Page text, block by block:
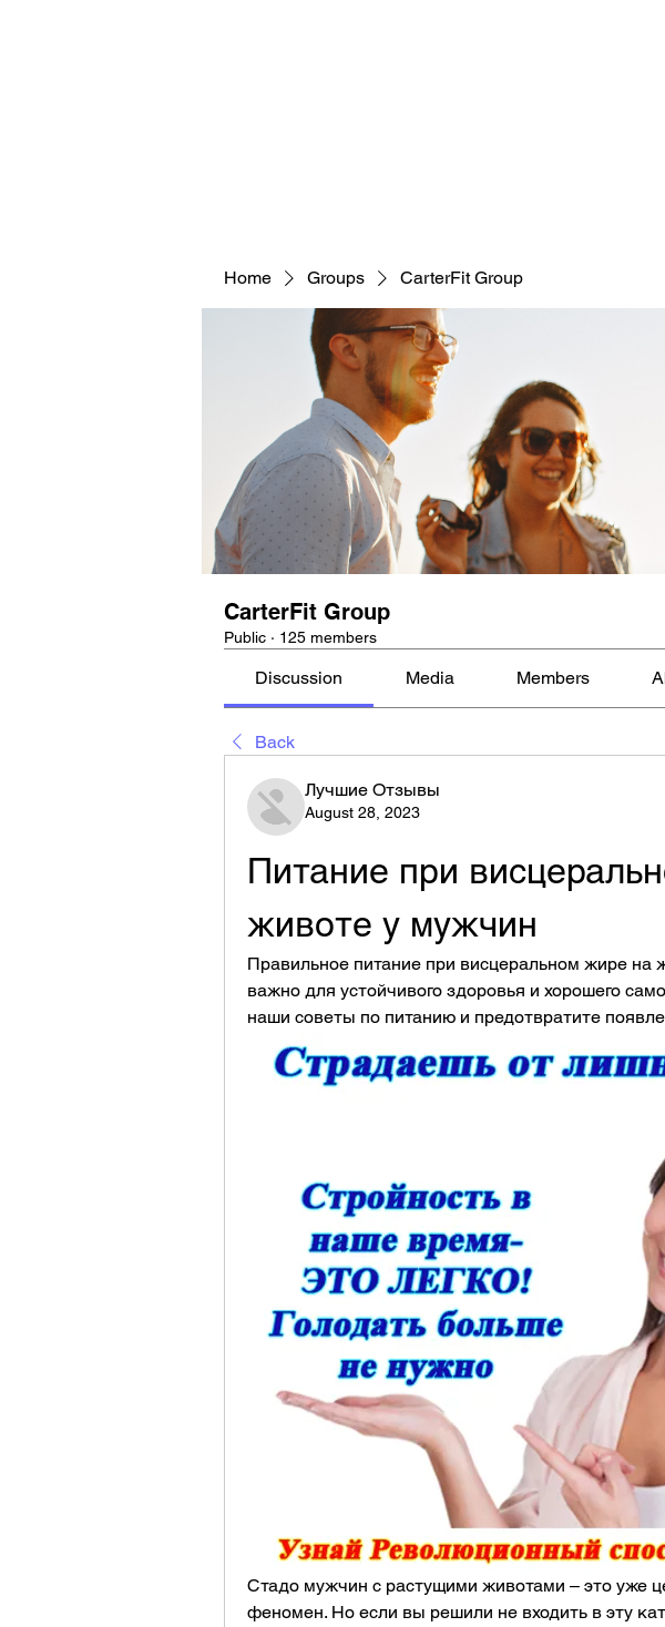
Home Groups CarterFit Group
CarterFit Group
Public · 125 members
Discussion Media Members
Back
Лучшие Отзывы
August 28, 2023
Питание при
животе у мужчин
Правильное питание при висцеральном жире на
важно для устойчивого здоровья и хорошего
наши советы по питанию и предотвратите
Стадо мужчин с растущими животами – это уже
феномен. Но если вы решили не входить в эту